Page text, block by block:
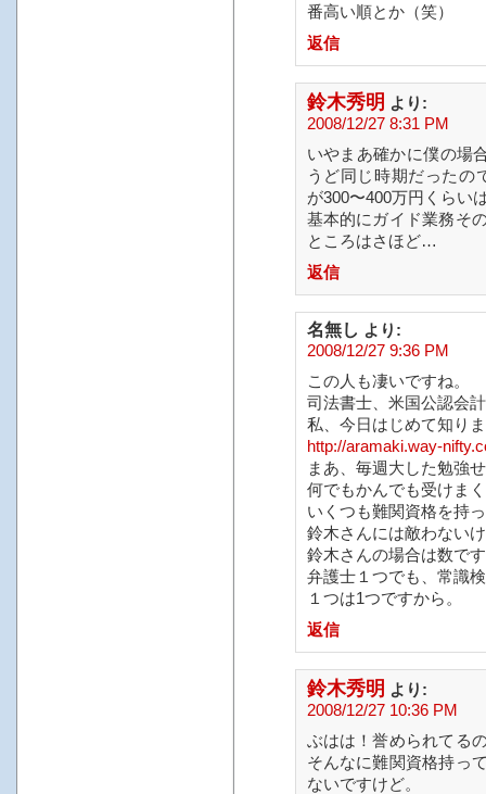
番高い順とか（笑）
返信
鈴木秀明 より:
2008/12/27 8:31 PM
いやまあ確かに僕の場
うど同じ時期だったの
が300〜400万円くらい
基本的にガイド業務そ
ところはさほど…
返信
名無し より:
2008/12/27 9:36 PM
この人も凄いですね。
司法書士、米国公認会
私、今日はじめて知り
http://aramaki.way-
まあ、毎週大した勉強
何でもかんでも受けま
いくつも難関資格を持
鈴木さんには敵わない
鈴木さんの場合は数で
弁護士１つでも、常識
１つは1つですから。
返信
鈴木秀明 より:
2008/12/27 10:36 PM
ぶはは！誉められてる
そんなに難関資格持っ
ないですけど。